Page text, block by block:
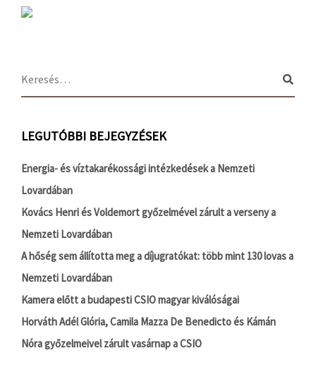
LEGUTÓBBI BEJEGYZÉSEK
Energia- és víztakarékossági intézkedések a Nemzeti
Lovardában
Kovács Henri és Voldemort győzelmével zárult a verseny a
Nemzeti Lovardában
A hőség sem állította meg a díjugratókat: több mint 130 lovas a
Nemzeti Lovardában
Kamera előtt a budapesti CSIO magyar kiválóságai
Horváth Adél Glória, Camila Mazza De Benedicto és Kámán
Nóra győzelmeivel zárult vasárnap a CSIO